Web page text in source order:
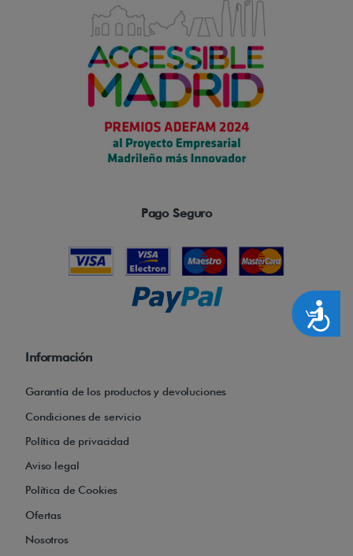
Accesibilidad
Pago Seguro
Información
Garantía de los productos y devoluciones
Condiciones de servicio
Política de privacidad
Aviso legal
Política de Cookies
Ofertas
Nosotros